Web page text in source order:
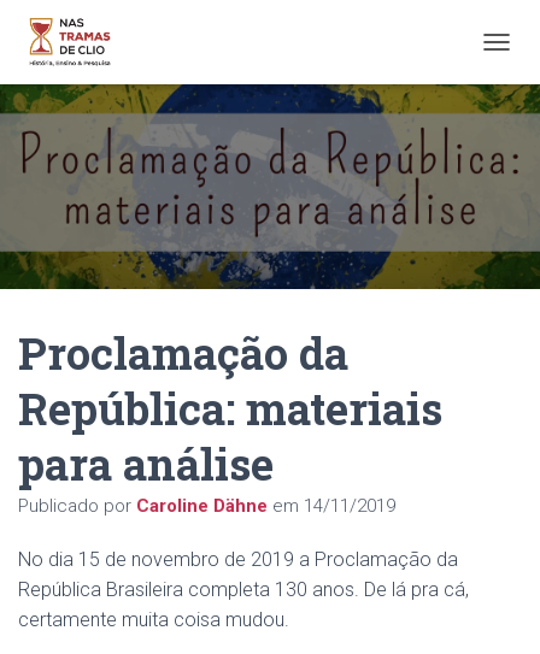
L
T
R
N
V
Proclamação da
República: materiais
para análise
Publicado por Caroline Dähne em 14/11/2019
No dia 15 de novembro de 2019 a Proclamação da
República Brasileira completa 130 anos. De lá pra cá,
certamente muita coisa mudou.